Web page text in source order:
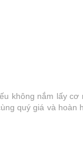
không nắm lấy cơ
quý giá và hoàn